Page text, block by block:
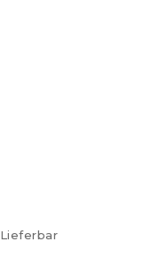
Lieferbar